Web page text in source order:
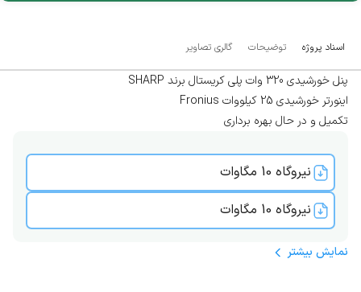
اسناد پروژه توضیحات گالری تصاویر
پنل خورشیدی 320 وات پلی کریستال برند SHARP
اینورتر خورشیدی 25 کیلووات Fronius
تکمیل و در حال بهره برداری
نیروگاه 10 مگاوات
نیروگاه 10 مگاوات
نمایش بیشتر